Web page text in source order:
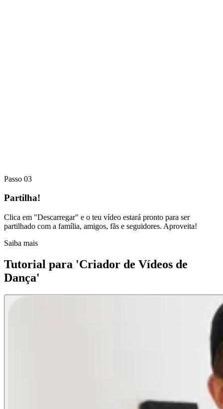
Passo 03
Partilha!
Clica em "Descarregar" e o teu vídeo estará pronto para ser
partilhado com a família, amigos, fãs e seguidores. Aproveita!
Saiba mais
Tutorial para 'Criador de Vídeos de
Dança'